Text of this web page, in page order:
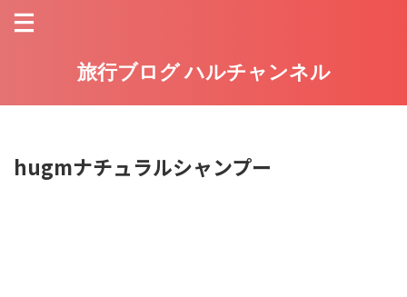
旅行ブログ ハルチャンネル
hugmナチュラルシャンプー